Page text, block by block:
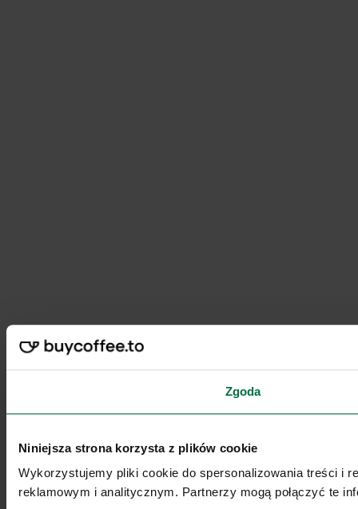
Zgoda
Niniejsza strona korzysta z plików cookie
Wykorzystujemy pliki cookie do spersonalizowania treści i
reklamowym i analitycznym. Partnerzy mogą połączyć te